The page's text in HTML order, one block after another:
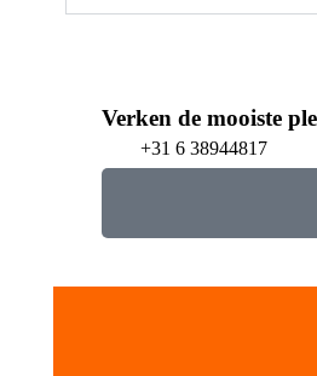
Verken de mooiste
+31 6 38944817